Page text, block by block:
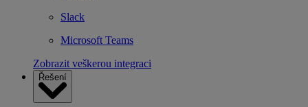
Slack
Microsoft Teams
Zobrazit veškerou integraci
Řešení